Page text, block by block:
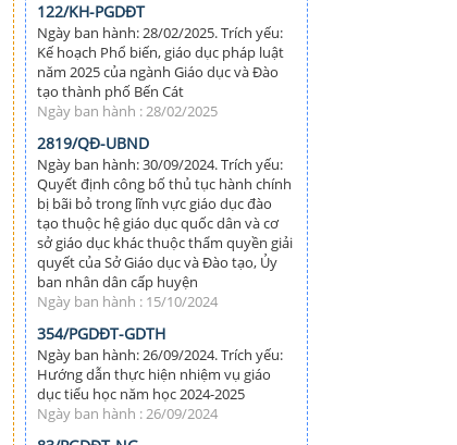
122/KH-PGDĐT
Ngày ban hành: 28/02/2025. Trích yếu:
Kế hoạch Phổ biến, giáo dục pháp luật
năm 2025 của ngành Giáo dục và Đào
tạo thành phố Bến Cát
Ngày ban hành : 28/02/2025
2819/QĐ-UBND
Ngày ban hành: 30/09/2024. Trích yếu:
Quyết định công bố thủ tục hành chính
bị bãi bỏ trong lĩnh vực giáo dục đào
tạo thuộc hệ giáo dục quốc dân và cơ
sở giáo dục khác thuộc thẩm quyền giải
quyết của Sở Giáo dục và Đào tạo, Ủy
ban nhân dân cấp huyện
Ngày ban hành : 15/10/2024
354/PGDĐT-GDTH
Ngày ban hành: 26/09/2024. Trích yếu:
Hướng dẫn thực hiện nhiệm vụ giáo
dục tiểu học năm học 2024-2025
Ngày ban hành : 26/09/2024